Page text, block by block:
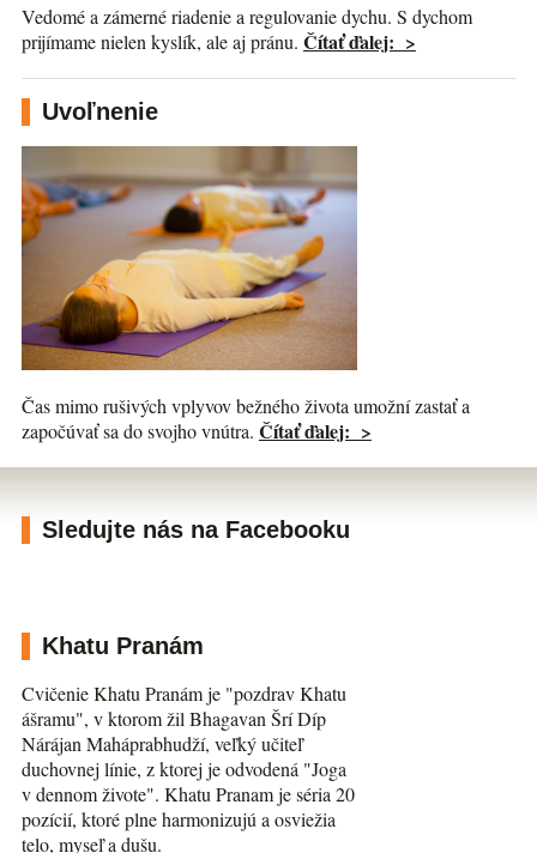
Vedomé a zámerné riadenie a regulovanie dychu. S dychom
prijímame nielen kyslík, ale aj pránu. Čítať ďalej: >
Uvoľnenie
Čas mimo rušivých vplyvov bežného života umožní zastať a
započúvať sa do svojho vnútra. Čítať ďalej: >
Sledujte nás na Facebooku
Khatu Pranám
Cvičenie Khatu Pranám je "pozdrav Khatu
ášramu", v ktorom žil Bhagavan Šrí Díp
Nárájan Maháprabhudží, veľký učiteľ
duchovnej línie, z ktorej je odvodená "Joga
v dennom živote". Khatu Pranam je séria 20
pozícií, ktoré plne harmonizujú a osviežia
telo, myseľ a dušu.